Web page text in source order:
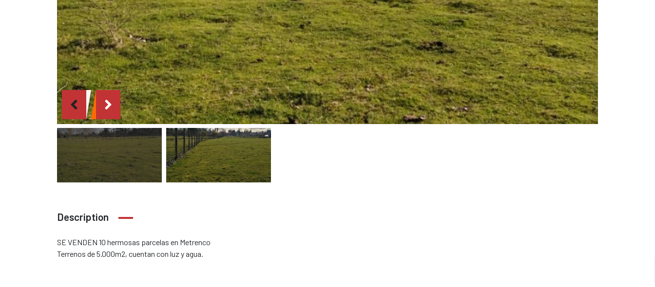
Description
SE VENDEN 10 hermosas parcelas en Metrenco
Terrenos de 5.000m2, cuentan con luz y agua.